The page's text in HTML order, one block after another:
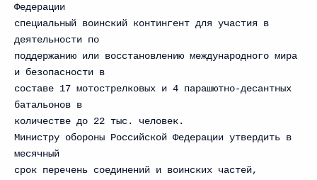
Федерации
специальный воинский контингент для участия в
деятельности по
поддержанию или восстановлению международного мира
и безопасности в
составе 17 мотострелковых и 4 парашютно-десантных
батальонов в
количестве до 22 тыс. человек.
Министру обороны Российской Федерации утвердить в
месячный
срок перечень соединений и воинских частей,